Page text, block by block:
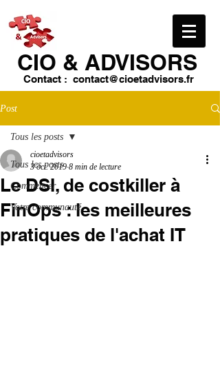
CIO & ​ADVISORS
Contact : contact@cioetadvisors.fr
Post
Tous les posts
Commencer
Votre communauté
Tous les posts
Le DSI, de costkiller à
FinOps : les meilleures
pratiques de l'achat IT
cioetadvisors
3 oct. 2019 8 min de lecture